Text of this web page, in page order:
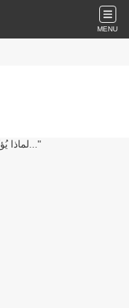
MENU